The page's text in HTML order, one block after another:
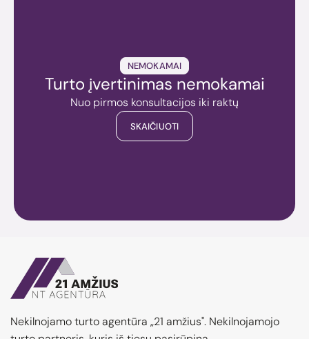
NEMOKAMAI
Turto įvertinimas nemokamai
Nuo pirmos konsultacijos iki raktų
SKAIČIUOTI
Nekilnojamo turto agentūra „21 amžius". Nekilnojamojo